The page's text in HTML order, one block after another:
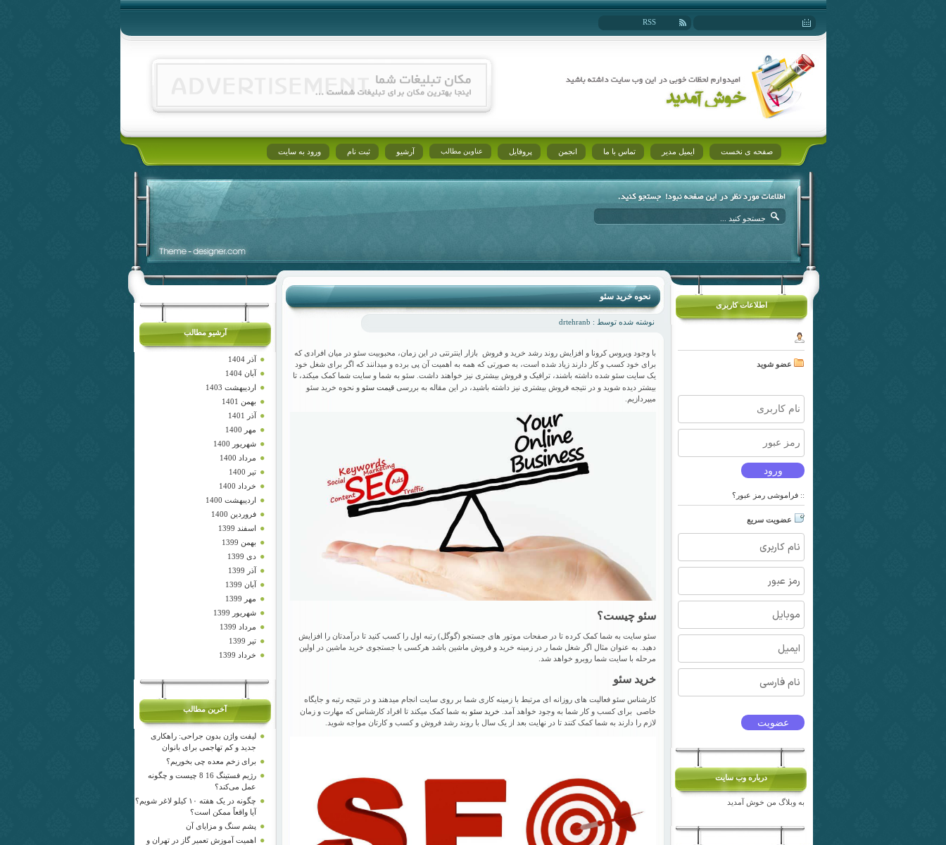
RSS
صفحه ی نخست ایمیل مدیر تماس با ما انجمن پروفایل عناوین مطالب آرشیو ثبت نام ورود به سایت
اطلاعات کاربری
عضو شوید
:: فراموشی رمز عبور؟
عضویت سریع
درباره وب سايت
به وبلاگ من خوش آمدید
نحوه خرید سئو
نوشته شده توسط : drtehranb
با وجود ویروس کرونا و افزایش روند رشد خرید و فروش بازار اینترنتی در این زمان، محبوبیت سئو در میان افرادی که
برای خود کسب و کار دارند زیاد شده است، به صورتی که همه به اهمیت آن پی برده و میدانند که اگر برای شغل خود
یک سایت سئو شده داشته باشند، ترافیک و فروش بیشتری نیز خواهند داشت. سئو به شما و سایت شما کمک میکند، تا
بیشتر دیده شوید و در نتیجه فروش بیشتری نیز داشته باشید، در این مقاله به بررسی قیمت سئو و نحوه خرید سئو
میپردازیم.
سئو چیست؟
سئو سایت به شما کمک کرده تا در صفحات موتور های جستجو (گوگل) رتبه اول را کسب کنید تا درآمدتان را افزایش
دهید. به عنوان مثال اگر شغل شما ر در زمینه خرید و فروش ماشین باشد هرکسی با جستجوی خرید ماشین در اولین
مرحله با سایت شما روبرو خواهد شد.
خرید سئو
کارشناس سئو فعالیت های روزانه‌ ای مرتبط با زمینه کاری شما بر روی سایت انجام میدهند و در نتیجه رتبه و جایگاه
خاصی برای کسب و کار شما به وجود خواهد آمد. خرید سئو به شما کمک میکند تا افراد کارشناس که مهارت و زمان
لازم را دارند به شما کمک کنند تا در نهایت بعد از یک سال با روند رشد فروش و کسب و کارتان مواجه شوید.
آرشیو مطالب
آذر 1404
آبان 1404
اردیبهشت 1403
بهمن 1401
آذر 1401
مهر 1400
شهریور 1400
مرداد 1400
تیر 1400
خرداد 1400
اردیبهشت 1400
فروردین 1400
اسفند 1399
بهمن 1399
دی 1399
آذر 1399
آبان 1399
مهر 1399
شهریور 1399
مرداد 1399
تیر 1399
خرداد 1399
آخرین مطالب
لیفت واژن بدون جراحی: راهکاری
جدید و کم‌ تهاجمی برای بانوان
برای زخم معده چی بخوریم؟
رژیم فستینگ 16 8 چیست و چگونه
عمل می‌کند؟
چگونه در یک هفته ۱۰ کیلو لاغر شویم؟
آیا واقعاً ممکن است؟
پشم سنگ و مزایای آن
اهمیت آموزش تعمیر گاز در تهران و